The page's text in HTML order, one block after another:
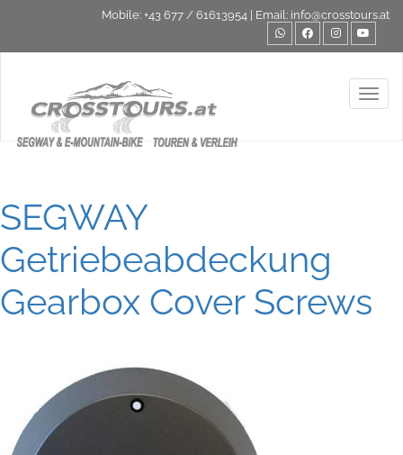
Mobile: +43 677 / 61613954 | Email: info@crosstours.at
SEGWAY
Getriebeabdeckung
Gearbox Cover Screws